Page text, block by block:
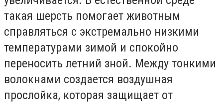
такая шерсть помогает животным
справляться с экстремально низкими
температурами зимой и спокойно
переносить летний зной. Между тонкими
волокнами создается воздушная
прослойка, которая защищает от